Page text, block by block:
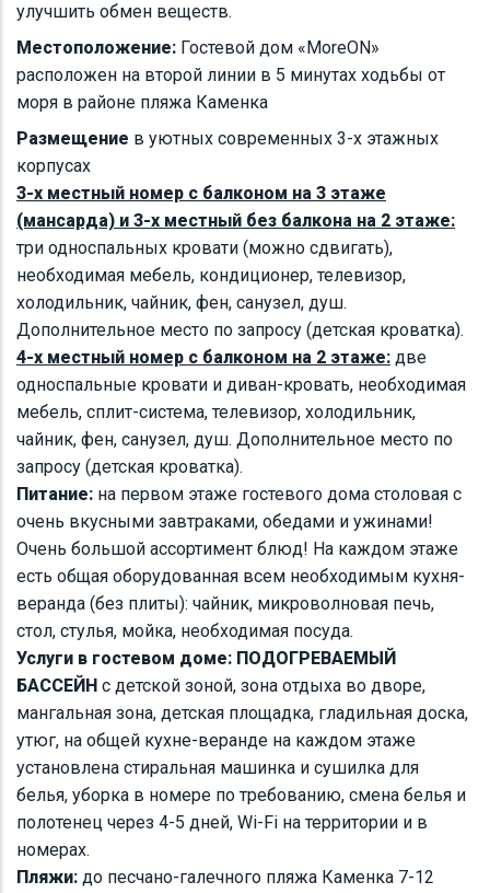
улучшить обмен веществ.
Местоположение: Гостевой дом «MoreON»
расположен на второй линии в 5 минутах ходьбы от
моря в районе пляжа Каменка
Размещение в уютных современных 3-х этажных
корпусах
3-х местный номер с балконом на 3 этаже
(мансарда) и 3-х местный без балкона на 2 этаже:
три односпальных кровати (можно сдвигать),
необходимая мебель, кондиционер, телевизор,
холодильник, чайник, фен, санузел, душ.
Дополнительное место по запросу (детская кроватка).
4-х местный номер с балконом на 2 этаже: две
односпальные кровати и диван-кровать, необходимая
мебель, сплит-система, телевизор, холодильник,
чайник, фен, санузел, душ. Дополнительное место по
запросу (детская кроватка).
Питание: на первом этаже гостевого дома столовая с
очень вкусными завтраками, обедами и ужинами!
Очень большой ассортимент блюд! На каждом этаже
есть общая оборудованная всем необходимым кухня-
веранда (без плиты): чайник, микроволновая печь,
стол, стулья, мойка, необходимая посуда.
Услуги в гостевом доме: ПОДОГРЕВАЕМЫЙ
БАССЕЙН с детской зоной, зона отдыха во дворе,
мангальная зона, детская площадка, гладильная доска,
утюг, на общей кухне-веранде на каждом этаже
установлена стиральная машинка и сушилка для
белья, уборка в номере по требованию, смена белья и
полотенец через 4-5 дней, Wi-Fi на территории и в
номерах.
Пляжи: до песчано-галечного пляжа Каменка 7-12